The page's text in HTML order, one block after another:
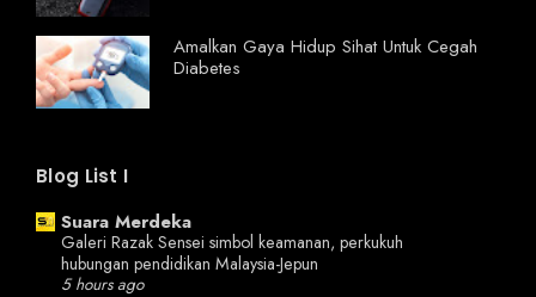
Amalkan Gaya Hidup Sihat Untuk Cegah
Diabetes
Blog List I
Suara Merdeka
Galeri Razak Sensei simbol keamanan, perkukuh
hubungan pendidikan Malaysia-Jepun
5 hours ago